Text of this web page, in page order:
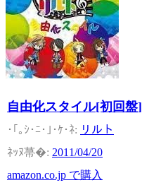
自由化スタイル[初回盤]
リルト
2011/04/20
amazon.co.jp で購入